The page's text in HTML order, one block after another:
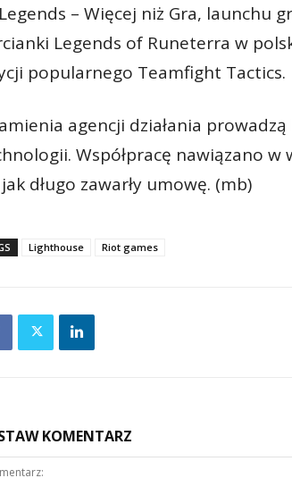
– Więcej niż Gra, launchu
Legends of Runeterra w
popularnego Teamfight Tactics.
agencji działania
Współpracę nawiązano
długo zawarły umowę. (mb)
Lighthouse Riot games
KOMENTARZ